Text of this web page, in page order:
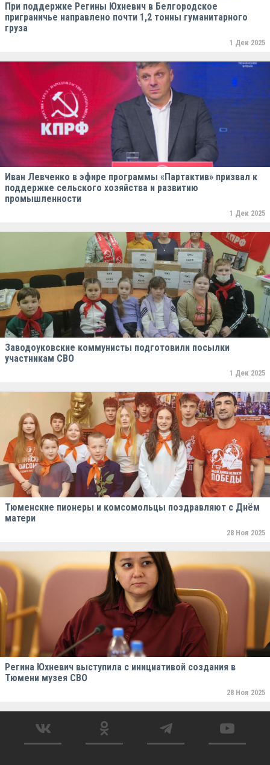
При поддержке Регины Юхневич в Белгородское
приграничье направлено почти 1,2 тонны гуманитарного
груза
1 Дек 2025
Иван Левченко в эфире программы «Партактив» призвал к
поддержке сельского хозяйства и развитию
промышленности
1 Дек 2025
Заводоуковские коммунисты подготовили посылки
участникам СВО
1 Дек 2025
Тюменские пионеры и комсомольцы поздравляют с Днём
матери
28 Ноя 2025
Регина Юхневич выступила с инициативой создания в
Тюмени музея СВО
28 Ноя 2025